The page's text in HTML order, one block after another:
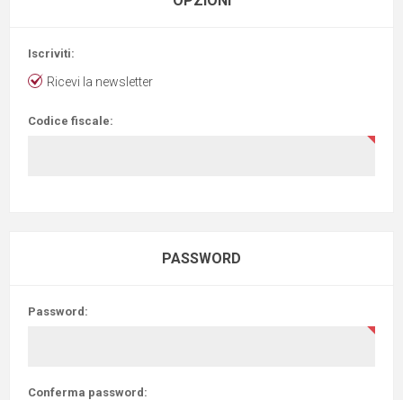
Iscriviti:
Ricevi la newsletter
Codice fiscale:
PASSWORD
Password:
Conferma password: